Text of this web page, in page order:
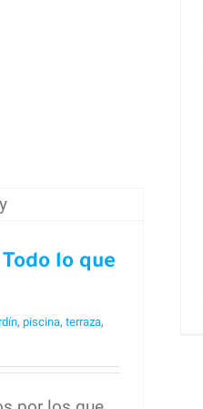
Todo
lo que
, piscina, terraza,